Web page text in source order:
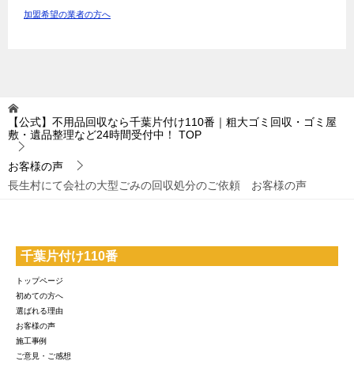
加盟希望の業者の方へ
【公式】不用品回収なら千葉片付け110番｜粗大ゴミ回収・ゴミ屋
敷・遺品整理など24時間受付中！
TOP
お客様の声
長生村にて会社の大型ごみの回収処分のご依頼 お客様の声
千葉片付け110番
トップページ
初めての方へ
選ばれる理由
お客様の声
施工事例
ご意見・ご感想